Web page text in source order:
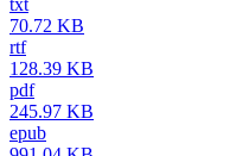
txt
70.72 KB
rtf
128.39 KB
pdf
245.97 KB
epub